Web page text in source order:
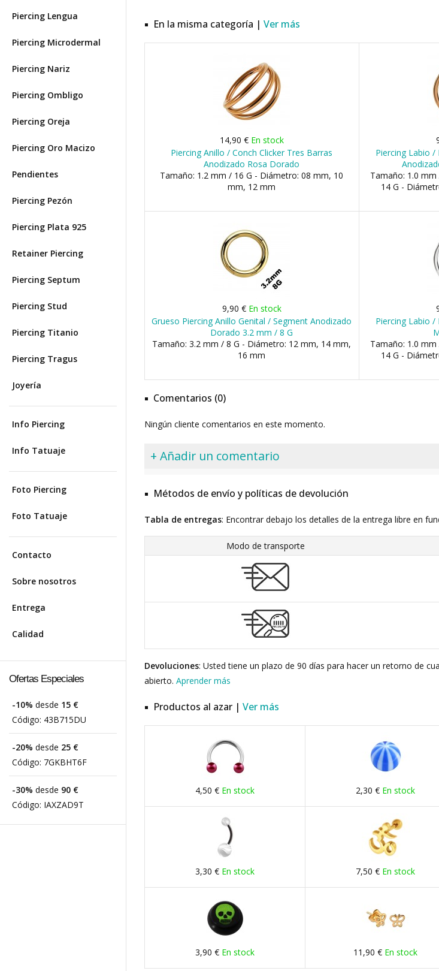
Piercing Lengua
Piercing Microdermal
Piercing Nariz
Piercing Ombligo
Piercing Oreja
Piercing Oro Macizo
Pendientes
Piercing Pezón
Piercing Plata 925
Retainer Piercing
Piercing Septum
Piercing Stud
Piercing Titanio
Piercing Tragus
Joyería
Info Piercing
Info Tatuaje
Foto Piercing
Foto Tatuaje
Contacto
Sobre nosotros
Entrega
Calidad
Ofertas Especiales
-10% desde 15 €
Código: 43B715DU
-20% desde 25 €
Código: 7GKBHT6F
-30% desde 90 €
Código: IAXZAD9T
En la misma categoría | Ver más
14,90 € En stock
Piercing Anillo / Conch Clicker Tres Barras
Anodizado Rosa Dorado
Tamaño: 1.2 mm / 16 G - Diámetro: 08 mm, 10
mm, 12 mm
Piercing Labio /
Tamaño: 1.0
14 G -
9,90 € En stock
Grueso Piercing Anillo Genital / Segment Anodizado
Dorado 3.2 mm / 8 G
Tamaño: 3.2 mm / 8 G - Diámetro: 12 mm, 14 mm,
16 mm
Piercing Labio /
Tamaño: 1.0
14 G -
Comentarios (0)
Ningún cliente comentarios en este momento.
+ Añadir un comentario
Métodos de envío y políticas de devolución
Tabla de entregas: Encontrar debajo los detalles de la entrega libre en
Modo de transporte
Devoluciones: Usted tiene un plazo de 90 días para hacer un retorno de
abierto. Aprender más
Productos al azar | Ver más
4,50 € En stock 2,30 € En stock
3,30 € En stock 7,50 € En stock
3,90 € En stock 11,90 € En stock